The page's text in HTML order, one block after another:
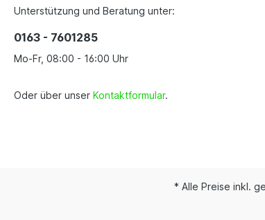
Unterstützung und Beratung unter:
0163 - 7601285
Mo-Fr, 08:00 - 16:00 Uhr
Oder über unser Kontaktformular.
* Alle Preise inkl.